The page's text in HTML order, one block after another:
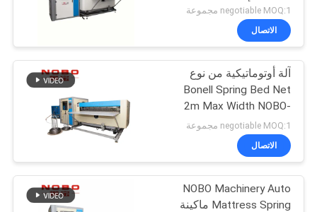
2M كحد أقصى
negotiable MOQ:1 مجموعة
الاتصال
آلة أوتوماتيكية من نوع
Bonell Spring Bed Net
2m Max Width NOBO-
ZD-100S
negotiable MOQ:1 مجموعة
الاتصال
NOBO Machinery Auto
Mattress Spring ماكينة